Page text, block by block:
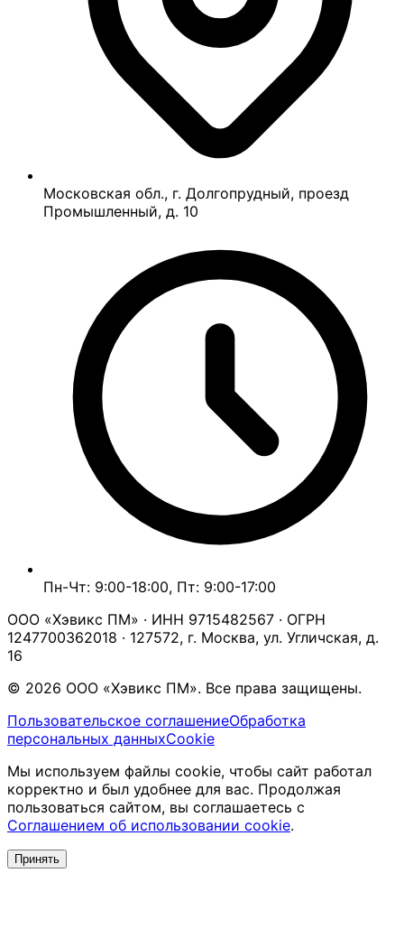
Московская обл., г. Долгопрудный, проезд
Промышленный, д. 10
Пн-Чт: 9:00-18:00, Пт: 9:00-17:00
ООО «Хэвикс ПМ» · ИНН 9715482567 · ОГРН
1247700362018 · 127572, г. Москва, ул. Угличская, д.
16
© 2026 ООО «Хэвикс ПМ». Все права защищены.
Пользовательское соглашениеОбработка
персональных данныхCookie
Мы используем файлы cookie, чтобы сайт работал
корректно и был удобнее для вас. Продолжая
пользоваться сайтом, вы соглашаетесь с
Соглашением об использовании cookie.
Принять